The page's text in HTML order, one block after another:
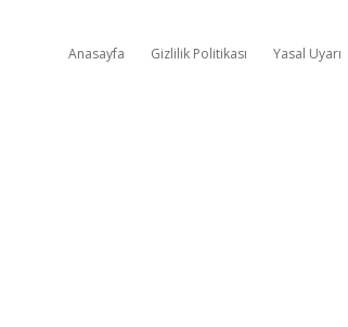
Anasayfa Gizlilik Politikası Yasal Uyarı